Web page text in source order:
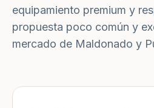
equipamiento premium y
propuesta poco común y
mercado de Maldonado y